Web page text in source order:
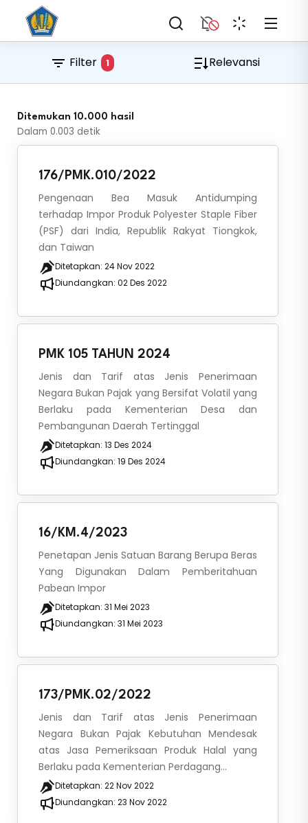
Filter 1 Relevansi
Ditemukan 10.000 hasil
Dalam 0.003 detik
176/PMK.010/2022
Pengenaan Bea Masuk Antidumping
terhadap Impor Produk Polyester Staple Fiber
(PSF) dari India, Republik Rakyat Tiongkok,
dan Taiwan
Ditetapkan: 24 Nov 2022
Diundangkan: 02 Des 2022
PMK 105 TAHUN 2024
Jenis dan Tarif atas Jenis Penerimaan
Negara Bukan Pajak yang Bersifat Volatil yang
Berlaku pada Kementerian Desa dan
Pembangunan Daerah Tertinggal
Ditetapkan: 13 Des 2024
Diundangkan: 19 Des 2024
16/KM.4/2023
Penetapan Jenis Satuan Barang Berupa Beras
Yang Digunakan Dalam Pemberitahuan
Pabean Impor
Ditetapkan: 31 Mei 2023
Diundangkan: 31 Mei 2023
173/PMK.02/2022
Jenis dan Tarif atas Jenis Penerimaan
Negara Bukan Pajak Kebutuhan Mendesak
atas Jasa Pemeriksaan Produk Halal yang
Berlaku pada Kementerian Perdagang...
Ditetapkan: 22 Nov 2022
Diundangkan: 23 Nov 2022